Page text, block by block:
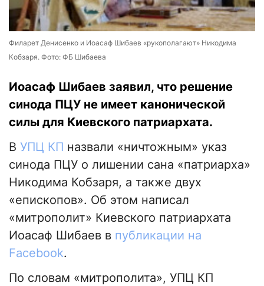
Филарет Денисенко и Иоасаф Шибаев «рукополагают» Никодима
Кобзаря. Фото: ФБ Шибаева
Иоасаф Шибаев заявил, что решение
синода ПЦУ не имеет канонической
силы для Киевского патриархата.
В УПЦ КП назвали «ничтожным» указ
синода ПЦУ о лишении сана «патриарха»
Никодима Кобзаря, а также двух
«епископов». Об этом написал
«митрополит» Киевского патриархата
Иоасаф Шибаев в публикации на
Facebook.
По словам «митрополита», УПЦ КП